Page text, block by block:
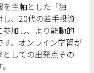
を主軸とした「独
、20代の若手投資
加し、より能動的
。オンライン学習が
しての出発点その